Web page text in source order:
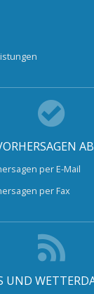
per E-Mail
per Fax
UND